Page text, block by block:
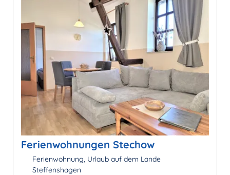
Ferienwohnungen Stechow
Ferienwohnung, Urlaub auf dem Lande
Steffenshagen